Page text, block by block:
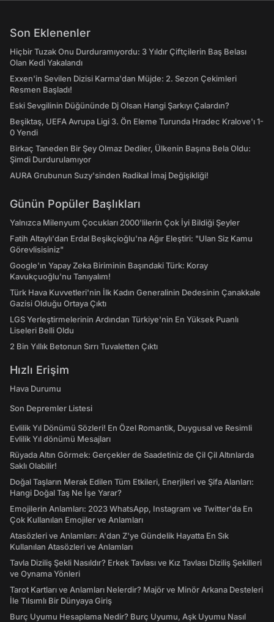
Son Eklenenler
Hiçbir Tuzak Onu Durduramıyordu: 3 Yıldır Çiftçilerin Baş Belası
Olan Kedi Yakalandı
Exxen'in Sevilen Dizisi Karma'dan Müjde: 2. Sezon Çekimleri
Resmen Başladı!
Eski Sevgilinin Düğününde Dj Olsan Hangi Şarkıyı Çalardın?
Beşiktaş, UEFA Avrupa Ligi 3. Ön Eleme Turunda Hradec Kralove'ı 1-
0 Yendi
Birkaç Taneden Bir Şey Olmaz Dediler, Ülkenin Başına Bela Oldu:
Şimdi Durdurulamıyor
AURA Grubunun Suzy'sinden Radikal İmaj Değişikliği!
Günün Popüler Başlıkları
Yalnızca Milenyum Çocukları 2000'lilerin Çok İyi Bildiği Şeyler
Fatih Altaylı'dan Erdal Beşikçioğlu'na Ağır Eleştiri: "Ulan Siz Kamu
Görevlisisiniz"
Google'ın Yapay Zeka Biriminin Başındaki Türk: Koray
Kavukçuoğlu'nu Tanıyalım!
Türk Hava Kuvvetleri'nin İlk Kadın Generalinin Dedesinin Çanakkale
Gazisi Olduğu Ortaya Çıktı
LGS Yerleştirmelerinin Ardından Türkiye'nin En Yüksek Puanlı
Liseleri Belli Oldu
2 Bin Yıllık Betonun Sırrı Tuvaletten Çıktı
Hızlı Erişim
Hava Durumu
Son Depremler Listesi
Evlilik Yıl Dönümü Sözleri! En Özel Romantik, Duygusal ve Resimli
Evlilik Yıl dönümü Mesajları
Rüyada Altın Görmek: Gerçekler de Saadetiniz de Çil Çil Altınlarda
Saklı Olabilir!
Doğal Taşların Merak Edilen Tüm Etkileri, Enerjileri ve Şifa Alanları:
Hangi Doğal Taş Ne İşe Yarar?
Emojilerin Anlamları: 2023 WhatsApp, Instagram ve Twitter'da En
Çok Kullanılan Emojiler ve Anlamları
Atasözleri ve Anlamları: A'dan Z'ye Gündelik Hayatta En Sık
Kullanılan Atasözleri ve Anlamları
Tavla Diziliş Şekli Nasıldır? Erkek Tavlası ve Kız Tavlası Diziliş Şekilleri
ve Oynama Yönleri
Tarot Kartları ve Anlamları Nelerdir? Majör ve Minör Arkana Desteleri
İle Tılsımlı Bir Dünyaya Giriş
Burç Uyumu Hesaplama Nedir? Burç Uyumu, Aşk Uyumu Nasıl